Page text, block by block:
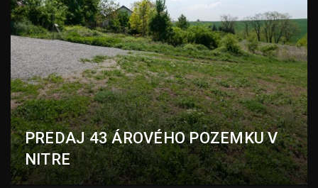
PREDAJ 43 ÁROVÉHO POZEMKU V
NITRE